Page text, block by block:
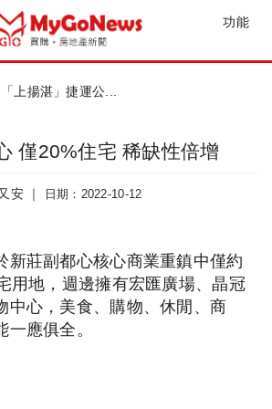
功能
上揚湛」捷運公...
僅20%住宅 稀缺性倍增
安 ｜ 日期：2022-10-12
新莊副都心核心商業重鎮中僅約
用地，週邊擁有宏匯廣場、晶冠
中心，美食、購物、休閒、商
一應俱全。